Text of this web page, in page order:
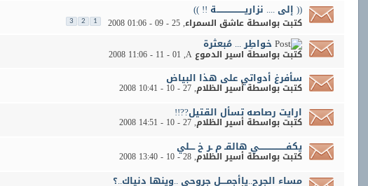
(( إلى .... نزاريــــــــــــــــــــة !! ))
كتبت بواسطةعاشق السمراء‏, 25 - 09 - 2008 01:06
1
2
3
خواطِر ... مُبعثرة
كتبت بواسطة اسير الدموع A ‏, 01 - 11 - 2008 11:06
سأفرغ أدواتي على هذا البياض
كتبت بواسطةأسير الظلام‏, 27 - 10 - 2008 10:41
ارايت رصاصه تسأل القتيل??!!
كتبت بواسطةأسير الظلام‏, 27 - 10 - 2008 14:51
يكفـــــــــــــــــــي هالقـ م ـر خ ــــلي
كتبت بواسطةأسير الظلام‏, 28 - 10 - 2008 13:40
مساء الجرح..ياأجمــــل جروحي ..وينها دنياك..؟